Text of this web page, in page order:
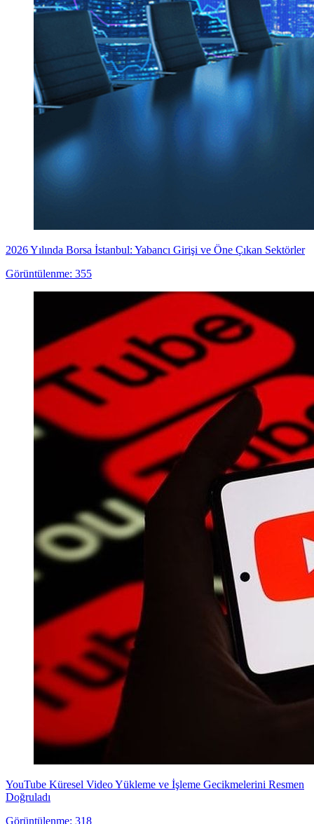
2026 Yılında Borsa İstanbul: Yabancı Girişi ve Öne Çıkan Sektörler
Görüntülenme: 355
YouTube Küresel Video Yükleme ve İşleme Gecikmelerini Resmen
Doğruladı
Görüntülenme: 318